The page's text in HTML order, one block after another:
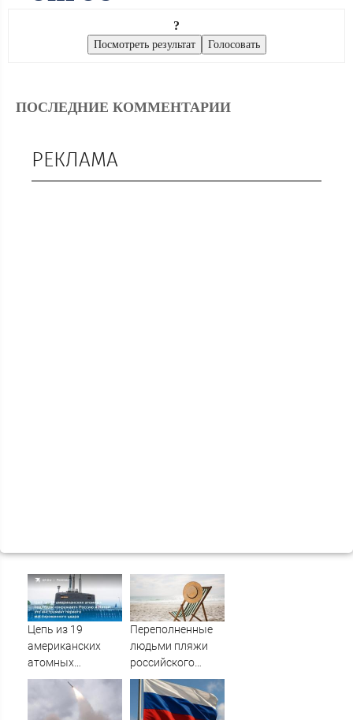
?
ПОСЛЕДНИЕ КОММЕНТАРИИ
РЕКЛАМА
Цепь из 19
американских
атомных
подлодок
«окружает»
Россию и Китай:
Переполненные
людьми пляжи
российского
курортного
города сняли на
видео